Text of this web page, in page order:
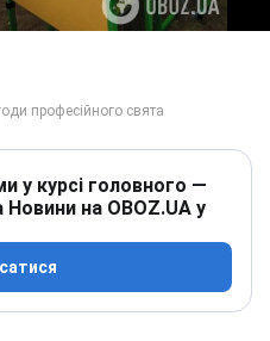
у курсі головного —
Новини на OBOZ.UA у